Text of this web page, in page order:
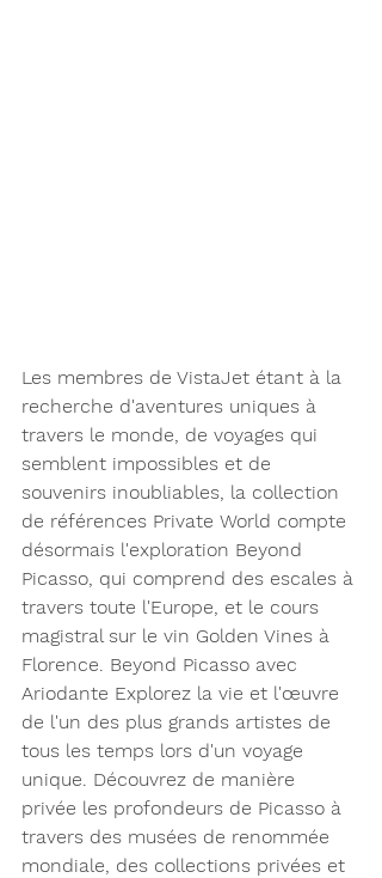
Les membres de VistaJet étant à la
recherche d'aventures uniques à
travers le monde, de voyages qui
semblent impossibles et de
souvenirs inoubliables, la collection
de références Private World compte
désormais l'exploration Beyond
Picasso, qui comprend des escales à
travers toute l'Europe, et le cours
magistral sur le vin Golden Vines à
Florence. Beyond Picasso avec
Ariodante Explorez la vie et l'œuvre
de l'un des plus grands artistes de
tous les temps lors d'un voyage
unique. Découvrez de manière
privée les profondeurs de Picasso à
travers des musées de renommée
mondiale, des collections privées et